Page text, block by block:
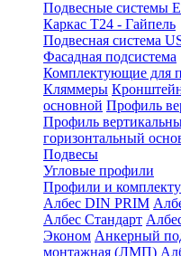
Подвесные системы
Каркас Т24 - Гайпель
Подвесная система
Фасадная подсистема
Комплектующие для
Кляммеры
основной Профиль
Профиль
горизонтальный
Подвесы
Угловые профили
Профили и
Албес DIN PRIM
Албес Стандарт
Эконом Анкерный
монтажная (ЛМП)